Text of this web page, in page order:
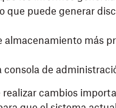
que puede generar
almacenamiento más
de
cambios